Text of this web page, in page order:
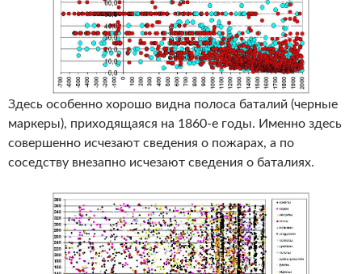
Здесь особенно хорошо видна полоса баталий (черные
маркеры), приходящаяся на 1860-е годы. Именно здесь
совершенно исчезают сведения о пожарах, а по
соседству внезапно исчезают сведения о баталиях.